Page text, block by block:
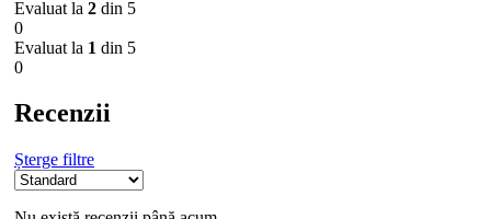
Evaluat la 2 din 5
0
Evaluat la 1 din 5
0
Recenzii
Șterge filtre